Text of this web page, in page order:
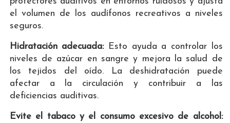
el volumen de los audífonos recreativos a niveles
seguros.
Hidratación adecuada:Esto ayuda a controlar los
niveles de azúcar en sangre y mejora la salud de
los tejidos del oído. La deshidratación puede
afectar a la circulación y contribuir a las
deficiencias auditivas.
Evite el tabaco y el consumo excesivo de alcohol: